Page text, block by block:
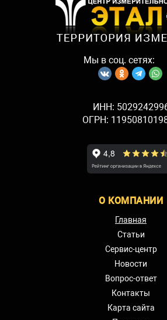
Мы в соц. сетях:
ИНН:
ОГРН:
О КОМПАНИИ
Главная
Статьи
Сервис-центр
Новости
Вопрос-ответ
Контакты
Карта сайта